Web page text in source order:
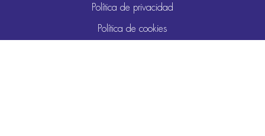
Política de privacidad
Política de cookies